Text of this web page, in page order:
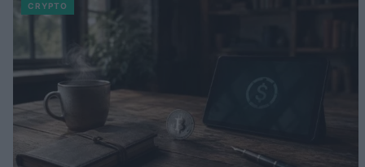
CRYPTO